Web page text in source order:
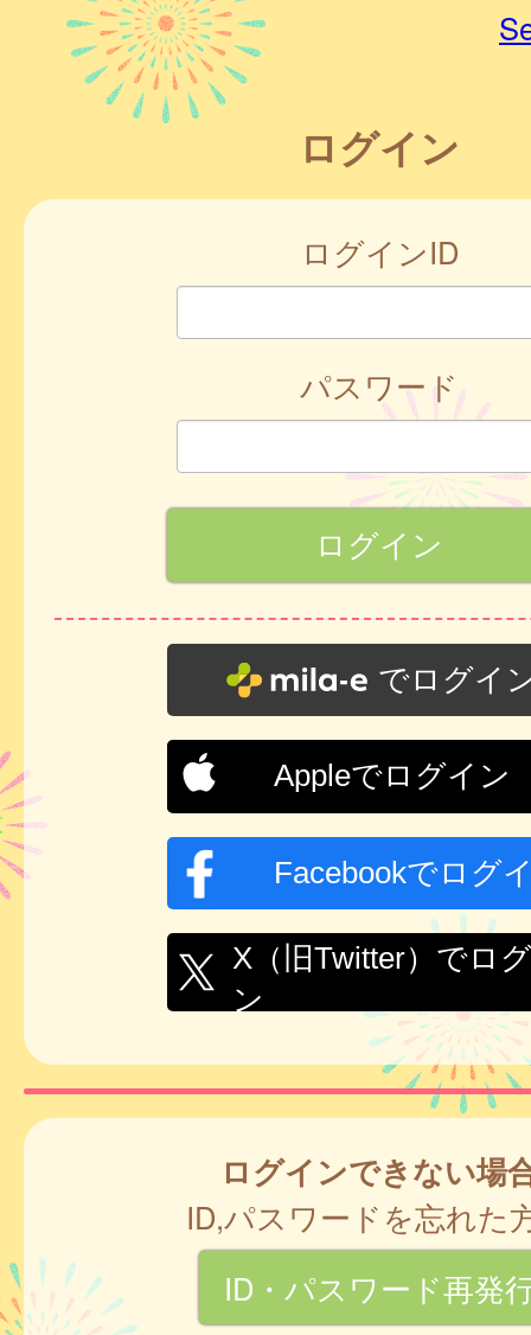
ログイン
ログインID
パスワード
でログイ
Appleでログイン
Facebookでログ
X（旧Twitter）でロ
ン
ログインできない場
ID,パスワードを忘れた
ID・パスワード再発